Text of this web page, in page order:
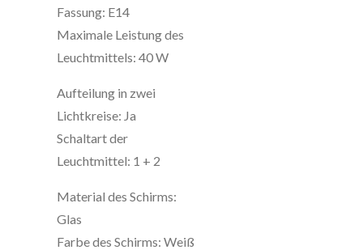
Fassung: E14
Maximale Leistung des
Leuchtmittels: 40 W
Aufteilung in zwei
Lichtkreise: Ja
Schaltart der
Leuchtmittel: 1 + 2
Material des Schirms:
Glas
Farbe des Schirms: Weiß